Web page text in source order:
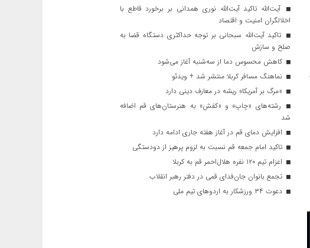
آیت‌الله تاکید آیت‌الله نوری همدانی بر برخورد قاطع با
اخلالگران امنیت و اقتصاد
تاکید آیت‌الله‌ سبحانی بر توجه حداکثری دستگاه قضا به
صلح و سازش
کاهش محسوس دما از سه‌شنبه آغاز می‌شود
نماهنگ مسافر کربلا منتشر شد + ویدئو
«مرگ بر آمریکا» ریشه در معارف دینی دارد
رشته‌های «چاپ» و «کفش» به هنرستان‌های قم اضافه
شد
افزایش دمای قم در آغاز هفته جاری ادامه دارد
تاکید امام جمعه قم نسبت به لزوم پرهیز از دودستگی
اعزام تیم ۱۲۰ نفره هلال‌احمر قم به کربلا
تجمع بانوان جان‌فدای قمی در دفتر رهبر انقلاب
دعوت ۳۴ ورزشکار به اردوهای تیم ملی